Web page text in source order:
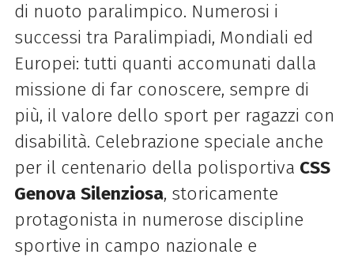
di nuoto paralimpico. Numerosi i
successi tra Paralimpiadi, Mondiali ed
Europei: tutti quanti accomunati dalla
missione di far conoscere, sempre di
più, il valore dello sport per ragazzi con
disabilità. Celebrazione speciale anche
per il centenario della polisportiva CSS
Genova Silenziosa, storicamente
protagonista in numerose discipline
sportive in campo nazionale e